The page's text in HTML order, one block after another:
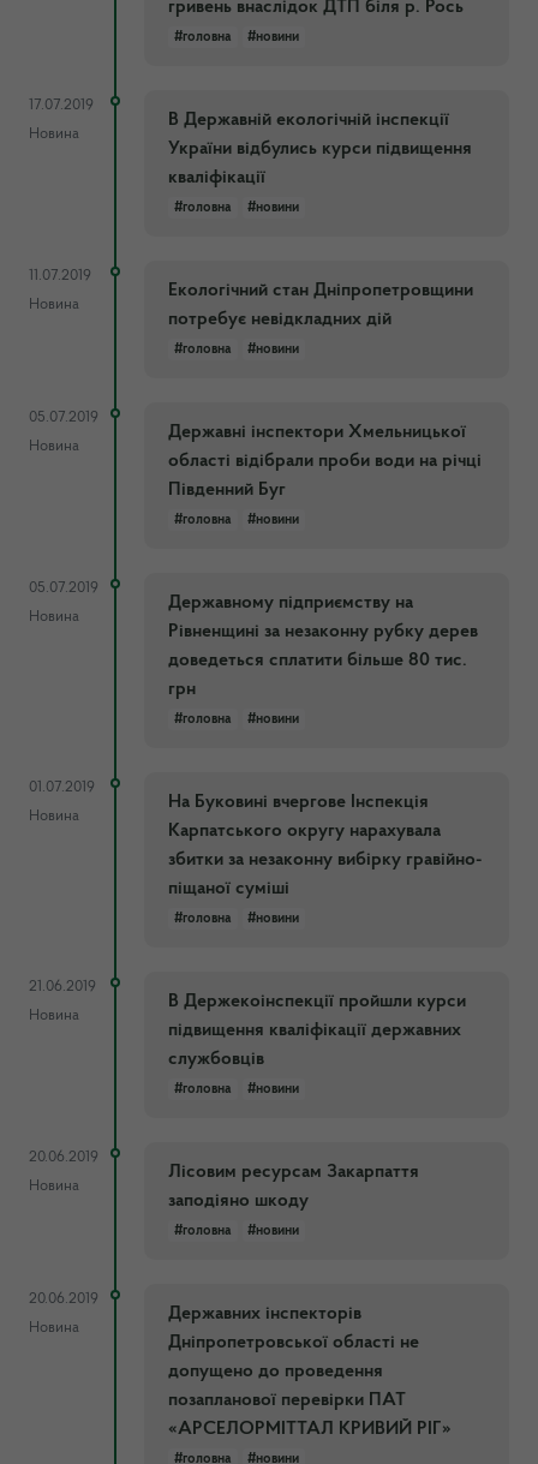
гривень внаслідок ДТП біля р. Рось
#головна #новини
17.07.2019
Новина
В Державній екологічній інспекції
України відбулись курси підвищення
кваліфікації
#головна #новини
11.07.2019
Новина
Екологічний стан Дніпропетровщини
потребує невідкладних дій
#головна #новини
05.07.2019
Новина
Державні інспектори Хмельницької
області відібрали проби води на річці
Південний Буг
#головна #новини
05.07.2019
Новина
Державному підприємству на
Рівненщині за незаконну рубку дерев
доведеться сплатити більше 80 тис.
грн
#головна #новини
01.07.2019
Новина
На Буковині вчергове Інспекція
Карпатського округу нарахувала
збитки за незаконну вибірку гравійно-
піщаної суміші
#головна #новини
21.06.2019
Новина
В Держекоінспекції пройшли курси
підвищення кваліфікації державних
службовців
#головна #новини
20.06.2019
Новина
Лісовим ресурсам Закарпаття
заподіяно шкоду
#головна #новини
20.06.2019
Новина
Державних інспекторів
Дніпропетровської області не
допущено до проведення
позапланової перевірки ПАТ
«АРСЕЛОРМІТТАЛ КРИВИЙ РІГ»
#головна #новини